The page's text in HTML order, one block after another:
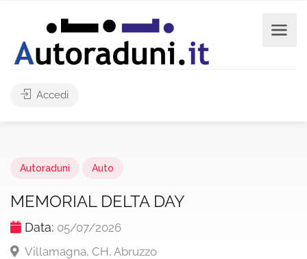
Accedi
Autoraduni Auto
MEMORIAL DELTA DAY
Data: 05/07/2026
Villamagna, CH, Abruzzo